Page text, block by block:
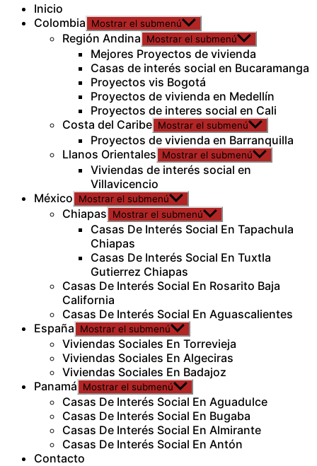
Inicio
Colombia
Mostrar el submenú
Región Andina Mostrar el submenú
Mejores Proyectos de vivienda
Casas de interés social en Bucaramanga
Proyectos vis Bogotá
Proyectos de vivienda en Medellín
Proyectos de interes social en Cali
Costa del Caribe Mostrar el submenú
Proyectos de vivienda en Barranquilla
Llanos Orientales
Mostrar el submenú
Viviendas de interés social en
Villavicencio
México
Mostrar el submenú
Chiapas Mostrar el submenú
Casas De Interés Social En Tapachula
Chiapas
Casas De Interés Social En Tuxtla
Gutierrez Chiapas
Casas De Interés Social En Rosarito Baja
California
Casas De Interés Social En Aguascalientes
España
Mostrar el submenú
Viviendas Sociales En Torrevieja
Viviendas Sociales En Algeciras
Viviendas Sociales En Badajoz
Panamá
Mostrar el submenú
Casas De Interés Social En Aguadulce
Casas De Interés Social En Bugaba
Casas De Interés Social En Almirante
Casas De Interés Social En Antón
Contacto